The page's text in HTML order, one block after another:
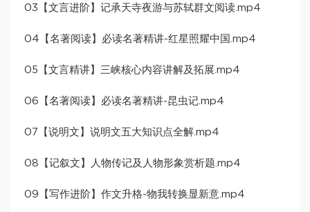
03【文言进阶】记承天寺夜游与苏轼群文阅读.mp4
04【名著阅读】必读名著精讲-红星照耀中国.mp4
05【文言精讲】三峡核心内容讲解及拓展.mp4
06【名著阅读】必读名著精讲-昆虫记.mp4
07【说明文】说明文五大知识点全解.mp4
08【记叙文】人物传记及人物形象赏析题.mp4
09【写作进阶】作文升格-物我转换显新意.mp4